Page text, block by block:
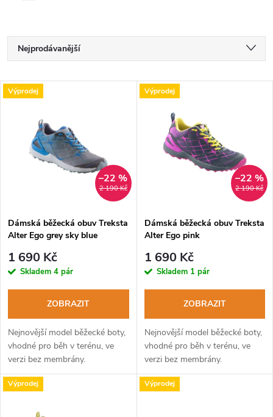
Ř
a
p
r
o
d
u
k
Nejprodávanější
Nejdražší
Abecedně
V
s
p
r
d
u
k
Výprodej
2 190 Kč
–22 %
Dámská běžecká obuv Treksta
Alter Ego grey sky blue
1 690 Kč
Skladem 4 pár
ZOBRAZIT
Nejnovější model běžecké boty,
vhodné pro běh v terénu, ve
verzi bez membrány.
Výprodej
2 190 Kč
–22 %
Dámská běžecká obuv Treksta
Alter Ego pink
1 690 Kč
Skladem 1 pár
ZOBRAZIT
Nejnovější model běžecké boty,
vhodné pro běh v terénu, ve
verzi bez membrány.
Výprodej Výprodej